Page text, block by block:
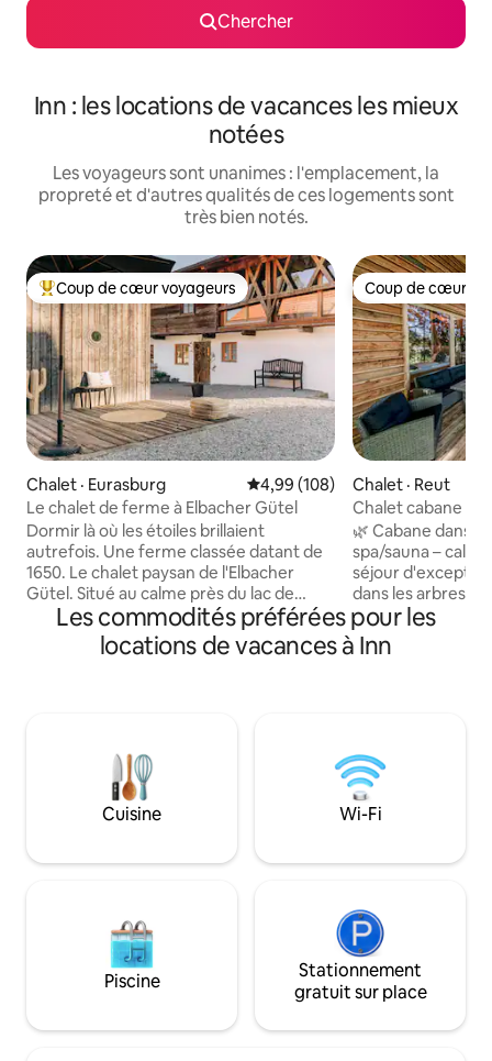
Chercher
Inn : les locations de vacances les mieux
notées
Les voyageurs sont unanimes : l'emplacement, la
propreté et d'autres qualités de ces logements sont
très bien notés.
Coup de cœur voyageurs parmi les plus aimés
Coup de cœur voyageurs
Chalet · Eurasburg Note moyenne de 4,99 sur 5,
4,99 (108)
Le chalet de ferme à Elbacher Gütel
Dormir là où les étoiles brillaient
autrefois. Une ferme classée datant de
1650. Le chalet paysan de l'Elbacher
Gütel. Situé au calme près du lac de
Starnberg. Réinterprété comme une
maison de vacances design. Plus de
175 m² d'espace pour passer du temps
et salon extérieur. Un endroit pour
arriver. Pour se déconnecter. Pour les
familles. Pour les cercles d'amis. Pour
des temps d'arrêt communs.
Coup de cœur
Coup de cœur
Chalet · Reut
Chalet cabane
🌿 Cabane dans
spa/sauna – calme et
séjour
dans les arbres à
amour. Dans un
nature, un havre
loin du bruit et de
doux
Galloway. Parfait
respirer
quotidien derrière
Les commodités préférées pour les
locations de vacances à Inn
Cuisine Wi-Fi
Piscine
Stationnement
gratuit sur place